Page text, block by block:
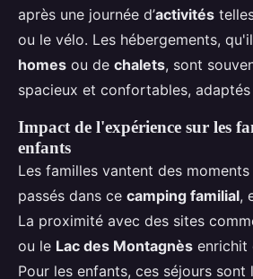
après une journée d’activités
ou le vélo. Les hébergements,
homes ou de chalets, sont
spacieux et confortables,
Impact de l'expérience sur les
enfants
Les familles vantent des
passés dans ce camping familial,
La proximité avec des sites
ou le Lac des Montagnès enrichit
Pour les enfants, ces séjours sont